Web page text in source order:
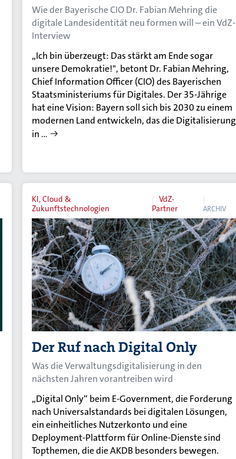
Wie der Bayerische CIO Dr. Fabian Mehring die
digitale Landesidentität neu formen will – ein VdZ-
Interview
„Ich bin überzeugt: Das stärkt am Ende sogar
unsere Demokratie!", betont Dr. Fabian Mehring,
Chief Information Officer (CIO) des Bayerischen
Staatsministeriums für Digitales. Der 35-Jährige
hat eine Vision: Bayern soll sich bis 2030 zu einem
modernen Land entwickeln, das die Digitalisierung
in …
KI, Cloud &
Zukunftstechnologien
VdZ-
Partner
ARCHIV
Der Ruf nach Digital Only
Was die Verwaltungsdigitalisierung in den
nächsten Jahren vorantreiben wird
„Digital Only“ beim E-Government, die Forderung
nach Universalstandards bei digitalen Lösungen,
ein einheitliches Nutzerkonto und eine
Deployment-Plattform für Online-Dienste sind
Topthemen, die die AKDB besonders bewegen.